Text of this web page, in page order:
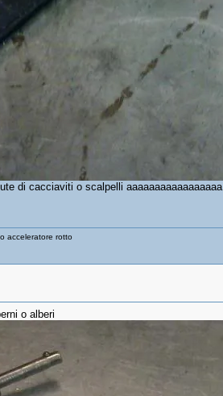
di cacciaviti o scalpelli aaaaaaaaaaaaaaaaa.
acceleratore rotto
o alberi